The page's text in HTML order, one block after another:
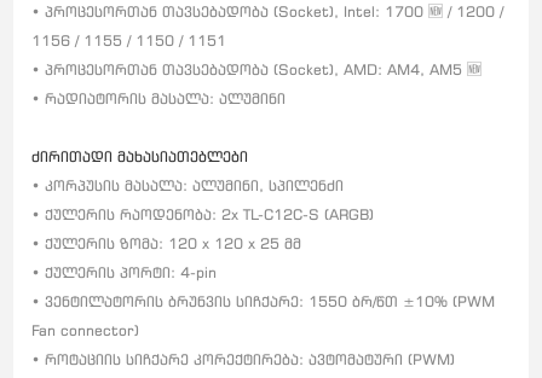
• პროცესორთან თავსებადობა (Socket), Intel: 1700 🆕 / 1200 /
1156 / 1155 / 1150 / 1151
• პროცესორთან თავსებადობა (Socket), AMD: AM4, AM5 🆕
• რადიატორის მასალა: ალუმინი
ძირითადი მახასიათებლები
• კორპუსის მასალა: ალუმინი, სპილენძი
• ქულერის რაოდენობა: 2x TL-C12C-S (ARGB)
• ქულერის ზომა: 120 x 120 x 25 მმ
• ქულერის პორტი: 4-pin
• ვენტილატორის ბრუნვის სიჩქარე: 1550 ბრ/წთ ±10% (PWM
Fan connector)
• როტაციის სიჩქარე კორექტირება: ავტომატური (PWM)